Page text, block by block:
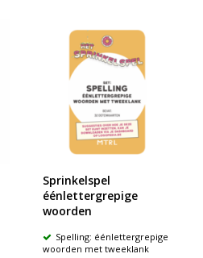
Sprinkelspel
éénlettergrepige
woorden
Spelling: éénlettergrepige
woorden met tweeklank